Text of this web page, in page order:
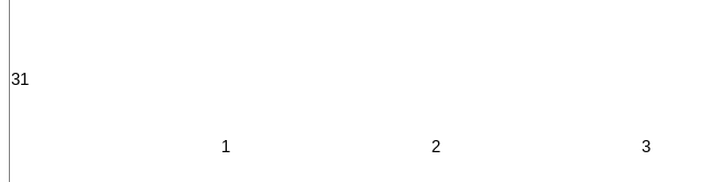
31
1 2 3